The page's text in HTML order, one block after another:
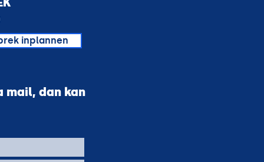
inplannen
mail, dan kan